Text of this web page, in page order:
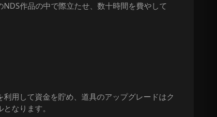
作品の中で際立たせ、数十時間を費やして
用して資金を貯め、道具のアップグレードはク
なります。